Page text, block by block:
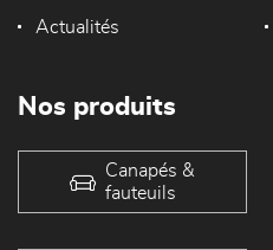
Actualités
Nos produits
Canapés &
fauteuils